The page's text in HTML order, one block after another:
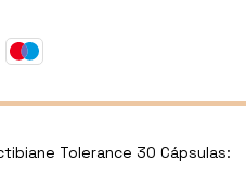
Tolerance 30 Cápsulas: